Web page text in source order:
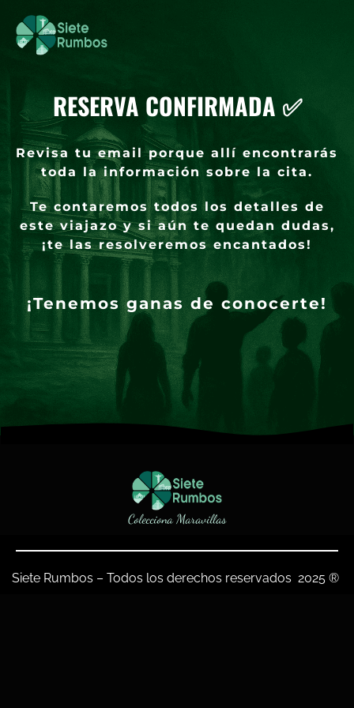
RESERVA CONFIRMADA ✅​
Revisa tu email porque allí encontrarás
toda la información sobre la cita.
Te contaremos todos los detalles de
este viajazo y si aún te quedan dudas,
¡te las resolveremos encantados!
¡Tenemos ganas de conocerte!
Colecciona Maravillas
Siete Rumbos – Todos los derechos reservados 2025 ®